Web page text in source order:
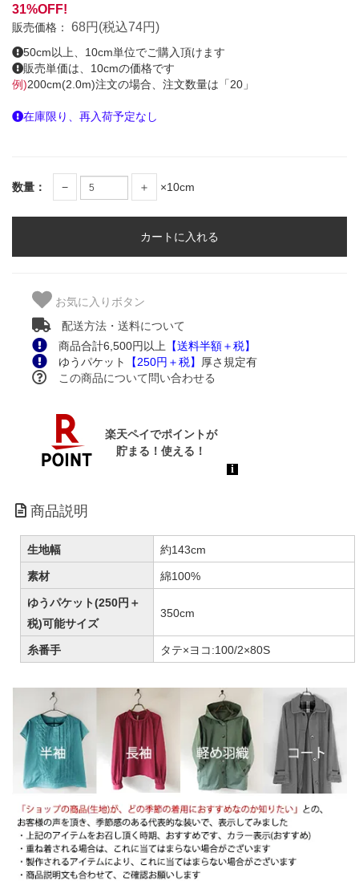
31%OFF!
販売価格： 68円(税込74円)
50cm以上、10cm単位でご購入頂けます
販売単価は、10cmの価格です
例)200cm(2.0m)注文の場合、注文数量は「20」
在庫限り、再入荷予定なし
数量： − ＋ ×10cm
お気に入りボタン
配送方法・送料について
商品合計6,500円以上
【送料半額＋税】
ゆうパケット
【250円＋税】
厚さ規定有
この商品について問い合わせる
商品説明
生地幅 約143cm
素材 綿100%
ゆうパケット(250円＋
税)可能サイズ
350cm
糸番手 タテ×ヨコ:100/2×80S